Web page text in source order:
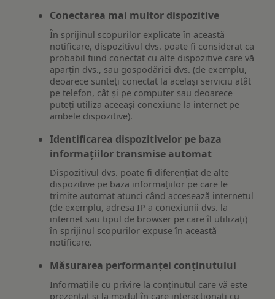
Conectarea mai multor dispozitive
În sprijinul scopurilor explicate în această
notificare, dispozitivul dvs. poate fi considerat ca
probabil fiind conectat cu alte dispozitive care vă
aparțin dvs., sau gospodăriei dvs. (de exemplu,
deoarece sunteți conectat la același serviciu atât
pe telefon, cât și pe computer sau deoarece
puteți utiliza aceeași conexiune la internet pe
ambele dispozitive).
Identificarea dispozitivelor pe baza
informațiilor transmise automat
Dispozitivul dvs. poate fi diferențiat de alte
dispozitive pe baza informațiilor pe care le
trimite automat atunci când accesează internetul
(de exemplu, adresa IP a conexiunii dvs. la
internet sau tipul de browser pe care îl utilizați)
în sprijinul scopurilor expuse în această
notificare.
Măsurarea performanței conținutului
Informațiile cu privire la conținutul care vă este
prezentat și la modul în care interacționați cu